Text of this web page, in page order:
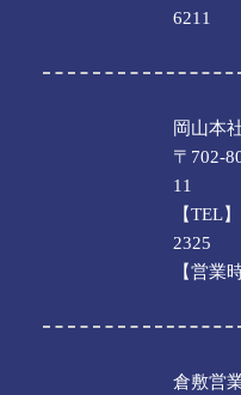
6211
岡山本
〒702-
11
【TEL
2325
【営業
倉敷営